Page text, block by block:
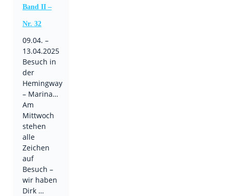
Band II –
Nr. 32
09.04. –
13.04.2025
Besuch in
der
Hemingway
– Marina…
Am
Mittwoch
stehen
alle
Zeichen
auf
Besuch –
wir haben
Dirk …